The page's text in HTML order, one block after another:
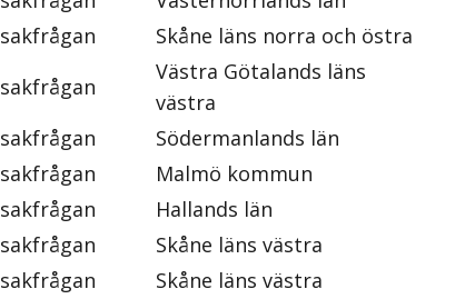
sakfrågan
Skåne läns norra och östra
sakfrågan
Västra Götalands läns
västra
sakfrågan
Södermanlands län
sakfrågan
Malmö kommun
sakfrågan
Hallands län
sakfrågan
Skåne läns västra
sakfrågan Skåne läns västra